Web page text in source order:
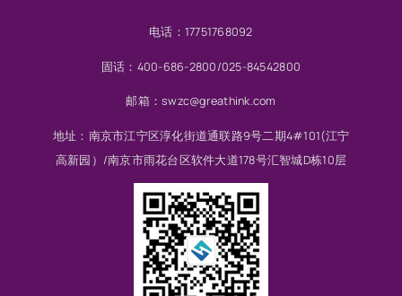
电话：17751768092
固话：400-686-2800/025-84542800
邮箱：swzc@greathink.com
地址：南京市江宁区淳化街道通联路9号二期4#101(江宁
高新园）/南京市雨花台区软件大道178号汇智城D栋10层